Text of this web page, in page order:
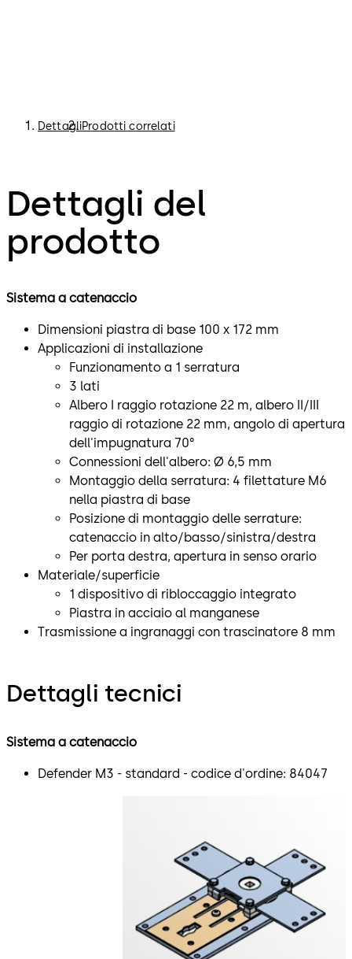
DettagliProdotti correlati
Dettagli del
prodotto
Sistema a catenaccio
Dimensioni piastra di base 100 x 172 mm
Applicazioni di installazione
Funzionamento a 1 serratura
3 lati
Albero I raggio rotazione 22 m, albero II/III
raggio di rotazione 22 mm, angolo di apertura
dell'impugnatura 70°
Connessioni dell'albero: Ø 6,5 mm
Montaggio della serratura: 4 filettature M6
nella piastra di base
Posizione di montaggio delle serrature:
catenaccio in alto/basso/sinistra/destra
Per porta destra, apertura in senso orario
Materiale/superficie
1 dispositivo di ribloccaggio integrato
Piastra in acciaio al manganese
Trasmissione a ingranaggi con trascinatore 8 mm
Dettagli tecnici
Sistema a catenaccio
Defender M3 - standard - codice d'ordine: 84047